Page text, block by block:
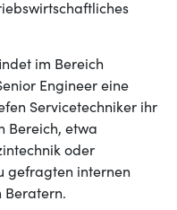
im Bereich
Engineer eine
Servicetechniker ihr
Bereich, etwa
oder
gefragten internen
Beratern.